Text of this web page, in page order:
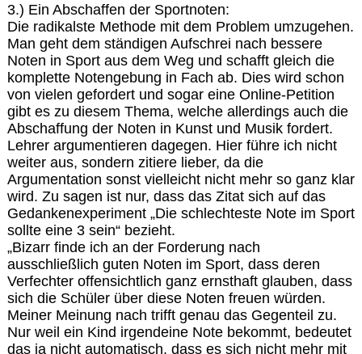
3.) Ein Abschaffen der Sportnoten:
Die radikalste Methode mit dem Problem umzugehen.
Man geht dem ständigen Aufschrei nach bessere
Noten in Sport aus dem Weg und schafft gleich die
komplette Notengebung in Fach ab. Dies wird schon
von vielen gefordert und sogar eine Online-Petition
gibt es zu diesem Thema, welche allerdings auch die
Abschaffung der Noten in Kunst und Musik fordert.
Lehrer argumentieren dagegen. Hier führe ich nicht
weiter aus, sondern zitiere lieber, da die
Argumentation sonst vielleicht nicht mehr so ganz klar
wird. Zu sagen ist nur, dass das Zitat sich auf das
Gedankenexperiment „Die schlechteste Note im Sport
sollte eine 3 sein“ bezieht.
„Bizarr finde ich an der Forderung nach
ausschließlich guten Noten im Sport, dass deren
Verfechter offensichtlich ganz ernsthaft glauben, dass
sich die Schüler über diese Noten freuen würden.
Meiner Meinung nach trifft genau das Gegenteil zu.
Nur weil ein Kind irgendeine Note bekommt, bedeutet
das ja nicht automatisch, dass es sich nicht mehr mit